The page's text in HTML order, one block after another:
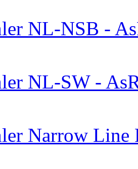
NL-NSB -
NL-SW -
Narrow